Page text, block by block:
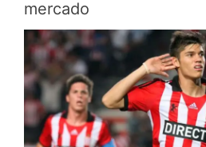
mercado